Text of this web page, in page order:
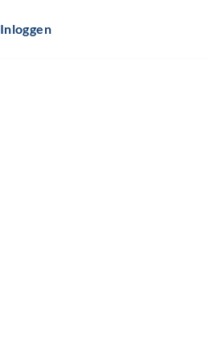
Inloggen